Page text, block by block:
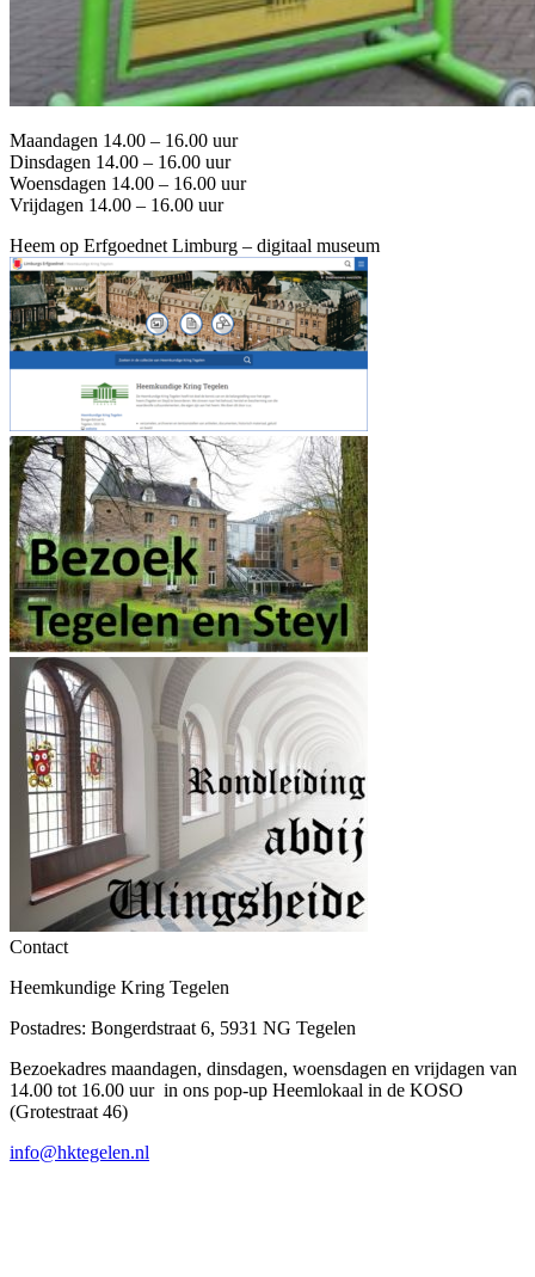
Maandagen 14.00 – 16.00 uur
Dinsdagen 14.00 – 16.00 uur
Woensdagen 14.00 – 16.00 uur
Vrijdagen 14.00 – 16.00 uur
Heem op Erfgoednet Limburg – digitaal museum
Contact
Heemkundige Kring Tegelen
Postadres: Bongerdstraat 6, 5931 NG Tegelen
Bezoekadres maandagen, dinsdagen, woensdagen en vrijdagen van
14.00 tot 16.00 uur in ons pop-up Heemlokaal in de KOSO
(Grotestraat 46)
info@hktegelen.nl